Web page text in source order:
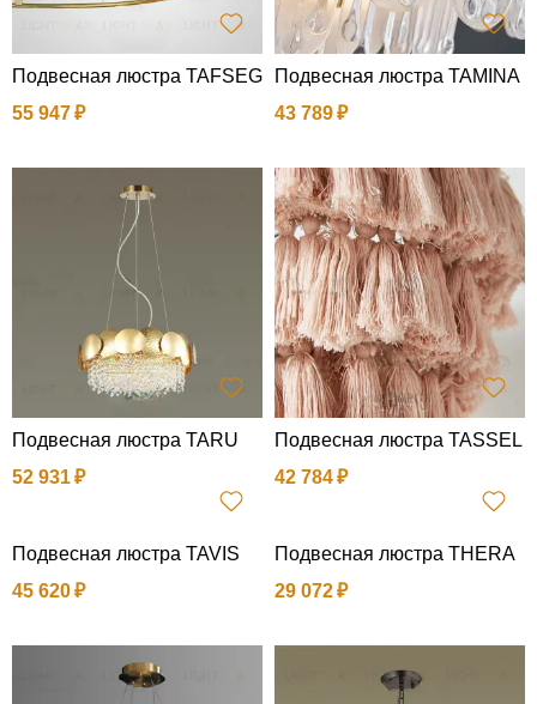
Подвесная люстра TAFSEG
55 947
Подвесная люстра TAMINA
43 789
Подвесная люстра TARU
52 931
Подвесная люстра TASSEL
42 784
Подвесная люстра TAVIS
45 620
Подвесная люстра THERA
29 072